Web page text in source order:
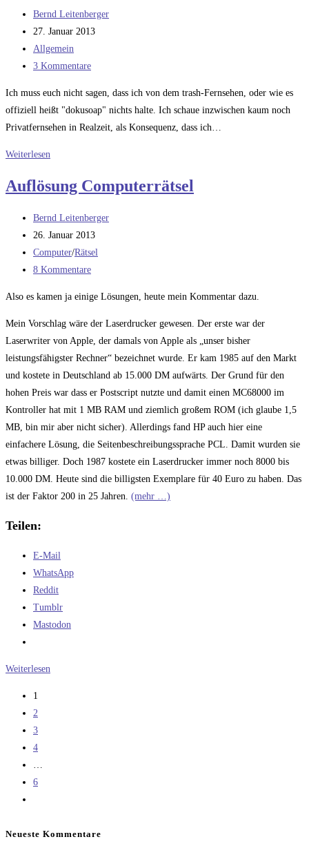
Beitrags-
Autor:
Bernd Leitenberger
Beitrag
veröffentlicht:
27. Januar 2013
Beitrags-
Kategorie:
Allgemein
Beitrags-
3 Kommentare
Ich muss euch nicht sagen, dass ich von dem trash-Fernsehen, oder wie es
offiziell heißt "dokusoap" nichts halte. Ich schaue inzwischen kaum noch
Privatfernsehen in Realzeit, als Konsequenz, dass ich…
Weiterlesen
vom
Traumfrau
gesucht
Teil
2
Auflösung Computerrätsel
Beitrags-
Autor:
Bernd Leitenberger
Beitrag
veröffentlicht:
26. Januar 2013
Beitrags-
Kategorie:
Computer/Rätsel
Beitrags-
8 Kommentare
Also es kamen ja einige Lösungen, heute mein Kommentar dazu.
Mein Vorschlag wäre der Laserdrucker gewesen. Der erste war der
Laserwriter von Apple, der damals von Apple als „unser bisher
leistungsfähigster Rechner“ bezeichnet wurde. Er kam 1985 auf den Markt
und kostete in Deutschland ab 15.000 DM aufwärts. Der Grund für den
hohen Preis war dass er Postscript nutzte und damit einen MC68000 im
Kontroller hat mit 1 MB RAM und ziemlich großem ROM (ich glaube 1,5
MB, bin mir aber nicht sicher). Allerdings fand HP auch hier eine
einfachere Lösung, die Seitenbeschreibungssprache PCL. Damit wurden sie
etwas billiger. Doch 1987 kostete ein Laserdrucker immer noch 8000 bis
10.000 DM. Heute sind die billigsten Exemplare für 40 Euro zu haben. Das
ist der Faktor 200 in 25 Jahren. (mehr …)
Teilen:
E-Mail
WhatsApp
Reddit
Tumblr
Mastodon
Weiterlesen
1
2
3
4
6
Seite
Neueste Kommentare